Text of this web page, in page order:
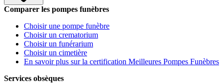
Comparer les pompes funèbres
Choisir une pompe funèbre
Choisir un crematorium
Choisir un funérarium
Choisir un cimetière
En savoir plus sur la certification Meilleures Pompes Funèbres
Services obsèques